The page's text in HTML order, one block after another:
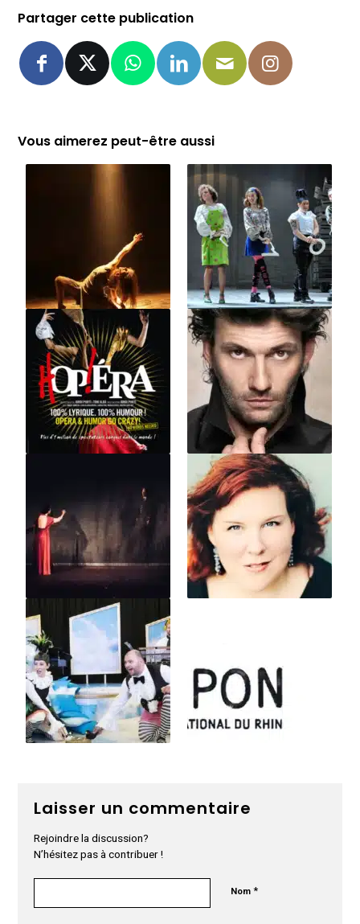
Partager cette publication
Vous aimerez peut-être aussi
Laisser un commentaire
Rejoindre la discussion?
N’hésitez pas à contribuer !
Nom*